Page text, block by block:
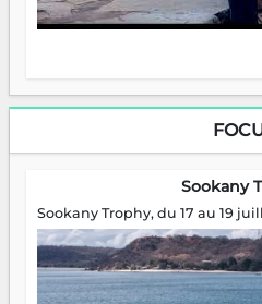
Sookany
Sookany Trophy, du 17 au 19